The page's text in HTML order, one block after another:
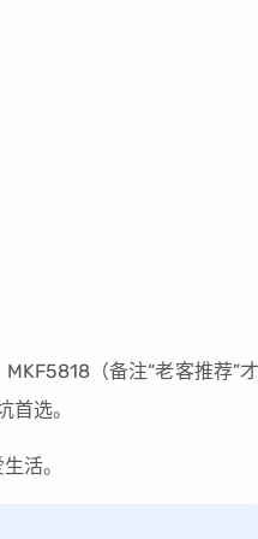
（备注“老客推荐”才
选。
活。